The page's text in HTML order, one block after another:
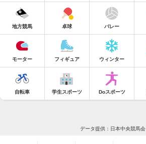
地方競馬 卓球 バレー
モーター フィギュア ウィンター
自転車 学生スポーツ Doスポーツ
データ提供：日本中央競馬会